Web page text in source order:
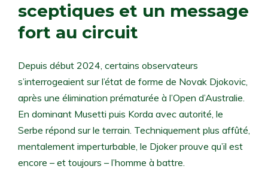
sceptiques et un message
fort au circuit
Depuis début 2024, certains observateurs
s’interrogeaient sur l’état de forme de Novak Djokovic,
après une élimination prématurée à l’Open d’Australie.
En dominant Musetti puis Korda avec autorité, le
Serbe répond sur le terrain. Techniquement plus affûté,
mentalement imperturbable, le Djoker prouve qu’il est
encore – et toujours – l’homme à battre.